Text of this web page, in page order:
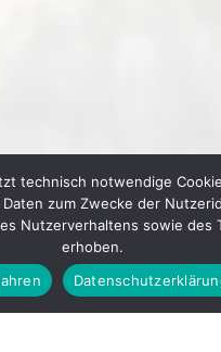
IHRINGEN E. V.
technisch notwendige
zum Zwecke der
Nutzerverhaltens sowie des
erhoben.